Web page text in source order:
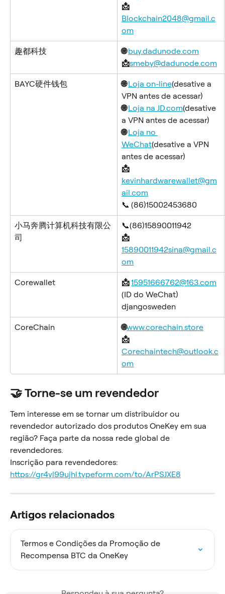
📩
Blockchain2048@gmail.c
om
趣都科技 🌐 buy.dadunode.com
📩smeby@dadunode.com
BAYC硬件钱包 🌐 Loja on-line(desative a
VPN antes de acessar)
🌐 Loja na JD.com(desative
a VPN antes de acessar)
🌐 Loja no
WeChat(desative a VPN
antes de acessar)
​📩
kevinhardwarewallet@gm
ail.com
📞 (86)15002453680
小马奔腾计算机科技有限公
司
📞(86)15890011942
​📩
15890011942sina@gmail.c
om
Corewallet 📩 15951666762@163.com
(ID do WeChat)
djangosweden
CoreChain 🌐www.corechain.store
📩
Corechaintech@outlook.c
om
🤝 Torne-se um revendedor
Tem interesse em se tornar um distribuidor ou
revendedor autorizado dos produtos OneKey em sua
região? Faça parte da nossa rede global de
revendedores.
Inscrição para revendedores:
https://gr4yl99ujhl.typeform.com/to/ArPSJXE8
Artigos relacionados
Termos e Condições da Promoção de
Recompensa BTC da OneKey